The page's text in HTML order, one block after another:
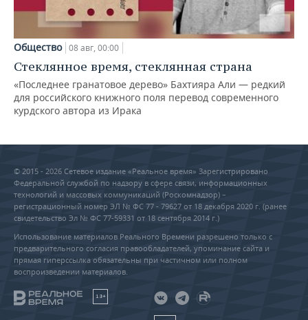
Общество 08 авг, 00:00
Стеклянное время, стеклянная страна
«Последнее гранатовое дерево» Бахтияра Али — редкий
для российского книжного поля перевод современного
курдского автора из Ирака
© 2015 - 2026 Сетевое издание «Реальное время» Зарегистрировано
Федеральной службой по надзору в сфере связи, информационных
технологий и массовых коммуникаций (Роскомнадзор) –
регистрационный номер ЭЛ № ФС 77 - 79627 от 18 декабря 2020 г. (ранее
свидетельство Эл № ФС 77-59331 от 18 сентября 2014 г.)
Использование материалов Реального Времени разрешено только с
предварительного согласия правообладателей, упоминание сайта и
прямая гиперссылка обязательны при частичном или полном
воспроизведении материалов.
18+